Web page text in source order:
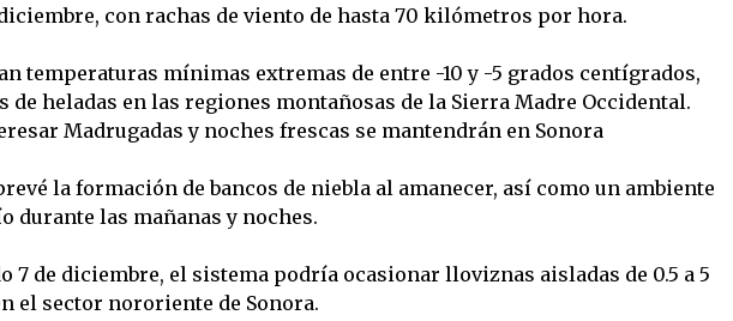
con rachas de viento de hasta 70 kilómetros por hora.
temperaturas mínimas extremas de entre -10 y -5 grados centígrados,
de heladas en las regiones montañosas de la Sierra Madre Occidental.
Madrugadas y noches frescas se mantendrán en Sonora
la formación de bancos de niebla al amanecer, así como un ambiente
durante las mañanas y noches.
7 de diciembre, el sistema podría ocasionar lloviznas aisladas de 0.5 a 5
el sector nororiente de Sonora.